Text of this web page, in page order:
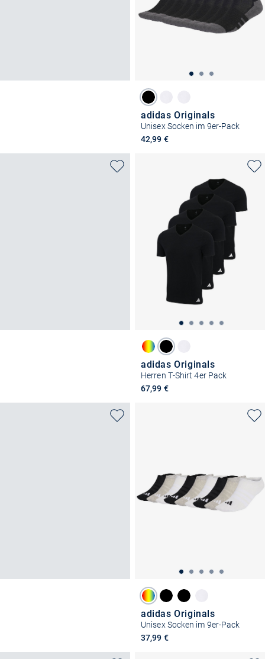
adidas Originals
Unisex Socken im 9er-Pack
42,99 €
adidas Originals
Herren T-Shirt 4er Pack
67,99 €
adidas Originals
Unisex Socken im 9er-Pack
37,99 €